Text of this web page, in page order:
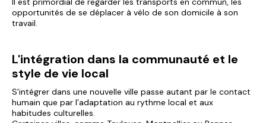
opportunités de se déplacer à vélo de son domicile à son
travail.
L'intégration dans la communauté et le
style de vie local
S'intégrer dans une nouvelle ville passe autant par le contact
humain que par l’adaptation au rythme local et aux
habitudes culturelles.